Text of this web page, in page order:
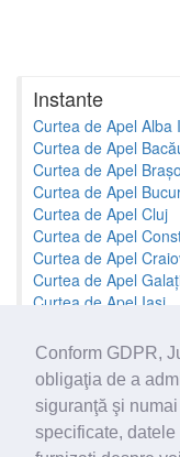
Conform GDPR,
obligaţia de a
siguranţă şi
specificate,
Instante
Curtea de Apel Alba
Curtea de Apel
Curtea de Apel
Curtea de Apel
Curtea de Apel Cluj
Curtea de Apel
Curtea de Apel
Curtea de Apel
Curtea de Apel Iași
Toate instantele